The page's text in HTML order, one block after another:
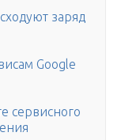
заряд
Google
сервисного